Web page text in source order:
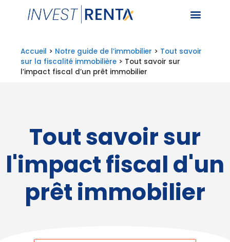
Accueil > Notre guide de l’immobilier > Tout savoir
sur la fiscalité immobilière > Tout savoir sur
l’impact fiscal d’un prêt immobilier
Tout savoir sur
l'impact fiscal d'un
prêt immobilier